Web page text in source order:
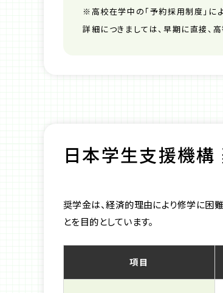
※高校在学中の「予約採用制度」に
詳細につきましては、早期に直接、
日本学生支援機構
奨学金は、経済的理由により修学に困
とを目的としています。
項目